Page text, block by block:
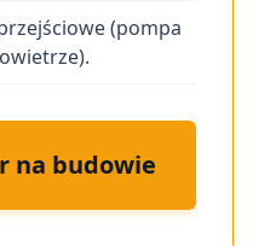
(pompa
na budowie